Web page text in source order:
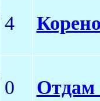
4
0 Отдам